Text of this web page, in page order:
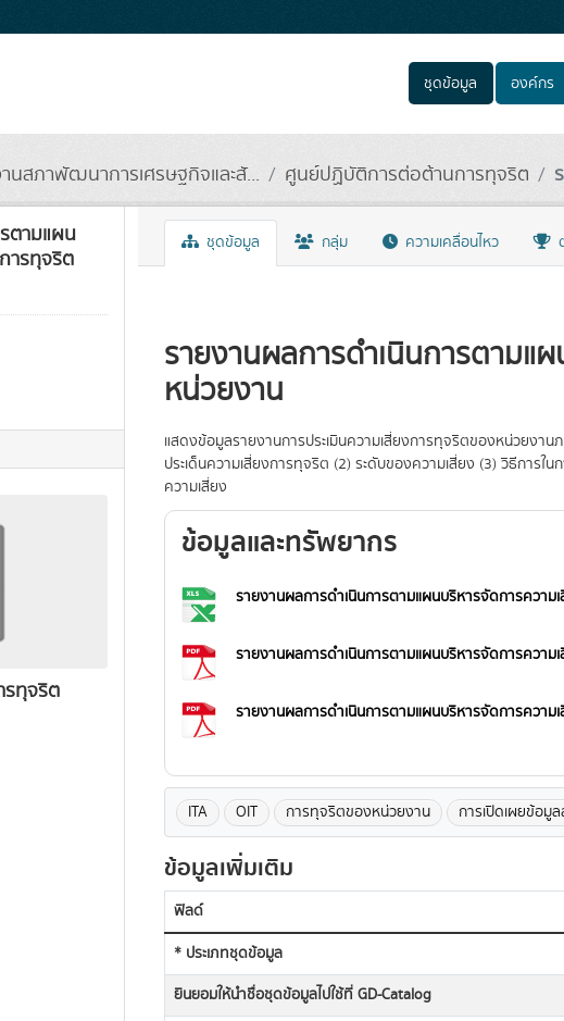
ชุดข้อมูล องค์กร
นสภาพัฒนาการเศรษฐกิจและสั... ศูนย์ปฏิบัติการต่อต้านการทุจริต
ตามแผน
ารทุจริต
ทุจริต
ชุดข้อมูล กลุ่ม ความเคลื่อนไหว
รายงานผลการดำเนินการตามแ
หน่วยงาน
แสดงข้อมูลรายงานการประเมินความเสี่ยงการทุจริตของหน่วยงา
ประเด็นความเสี่ยงการทุจริต (2) ระดับของความเสี่ยง (3) วิธีการ
ความเสี่ยง
ข้อมูลและทรัพยากร
รายงานผลการดำเนินการตามแผนบริหารจัดการความ
รายงานผลการดำเนินการตามแผนบริหารจัดการความ
รายงานผลการดำเนินการตามแผนบริหารจัดการความ
ITA OIT การทุจริตของหน่วยงาน การเปิดเผยข้อมู
ข้อมูลเพิ่มเติม
ฟิลด์
* ประเภทชุดข้อมูล
ยินยอมให้นำชื่อชุดข้อมูลไปใช้ที่ GD-Catalog